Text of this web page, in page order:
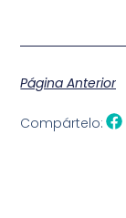
Página Anterior
Compártelo: